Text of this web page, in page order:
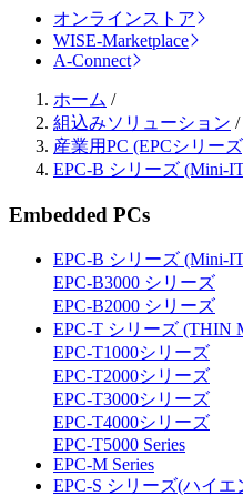
オンラインストア
WISE-Marketplace
A-Connect
ホーム /
組込みソリューション /
産業用PC (EPCシリー
EPC-B シリーズ (Mini-
Embedded PCs
EPC-B シリーズ (Mini-
EPC-B3000 シリーズ
EPC-B2000 シリーズ
EPC-T シリーズ (THIN
EPC-T1000シリーズ
EPC-T2000シリーズ
EPC-T3000シリーズ
EPC-T4000シリーズ
EPC-T5000 Series
EPC-M Series
EPC-S シリーズ(ハイエ